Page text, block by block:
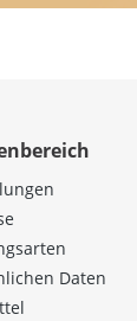
Daten